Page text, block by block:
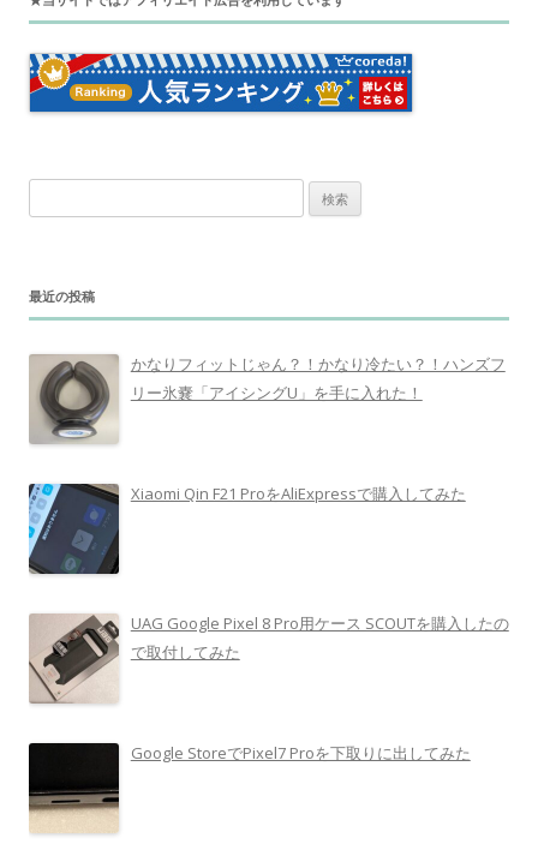
索
最近の投稿
かなりフィットじゃん？！かなり冷たい？！ハンズフ
リー氷嚢「アイシングU」を手に入れた！
Xiaomi Qin F21 ProをAliExpressで購入してみた
UAG Google Pixel 8 Pro用ケース SCOUTを購入したの
で取付してみた
Google StoreでPixel7 Proを下取りに出してみた